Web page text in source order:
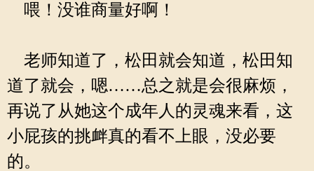
喂！没谁商量好啊！
老师知道了，松田就会知道，松田知
道了就会，嗯……总之就是会很麻烦，
再说了从她这个成年人的灵魂来看，这
小屁孩的挑衅真的看不上眼，没必要
的。